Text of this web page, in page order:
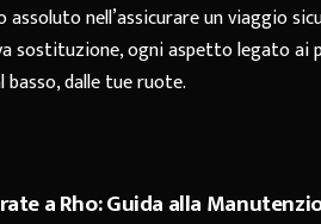
nell’assicurare un viaggio
sostituzione, ogni aspetto legato ai
dalle tue ruote.
a Rho: Guida alla